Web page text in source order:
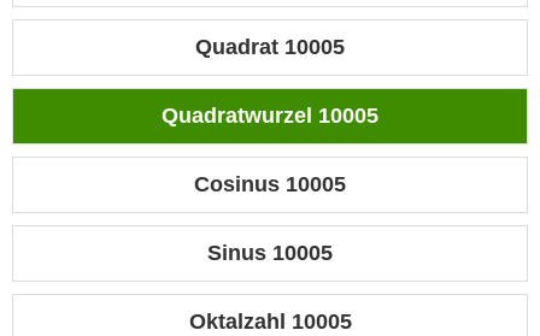
Quadrat 10005
Quadratwurzel 10005
Cosinus 10005
Sinus 10005
Oktalzahl 10005